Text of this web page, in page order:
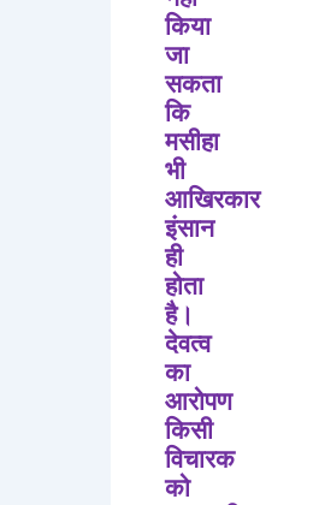
किया
जा
सकता
कि
मसीहा
भी
आखिरकार
इंसान
ही
होता
है।
देवत्व
का
आरोपण
किसी
विचारक
को